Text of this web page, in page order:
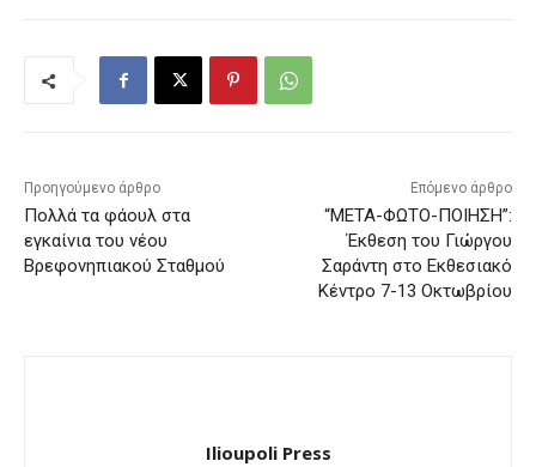
Προηγούμενο άρθρο
Πολλά τα φάουλ στα
εγκαίνια του νέου
Βρεφονηπιακού Σταθμού
Επόμενο άρθρο
“ΜΕΤΑ-ΦΩΤΟ-ΠΟΙΗΣΗ”:
Έκθεση του Γιώργου
Σαράντη στο Εκθεσιακό
Κέντρο 7-13 Οκτωβρίου
Ilioupoli Press